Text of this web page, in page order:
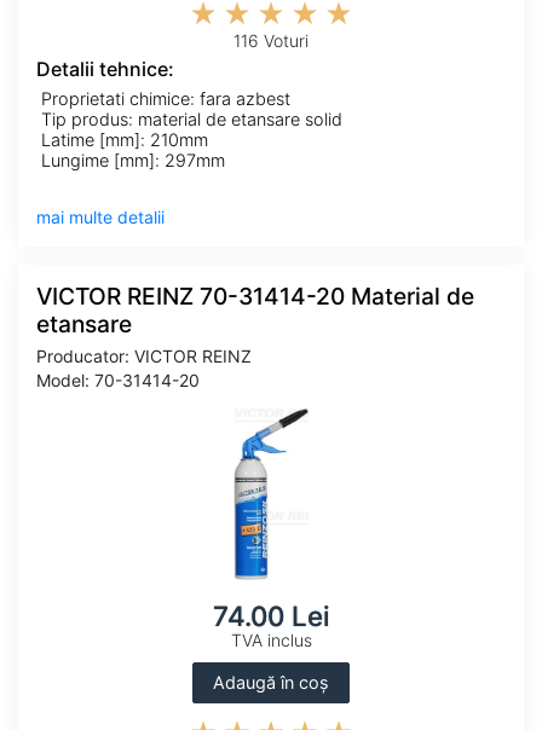
116 Voturi
Detalii tehnice:
Proprietati chimice: fara azbest
Tip produs: material de etansare solid
Latime [mm]: 210mm
Lungime [mm]: 297mm
mai multe detalii
VICTOR REINZ 70-31414-20 Material de
etansare
Producator: VICTOR REINZ
Model: 70-31414-20
74.00 Lei
TVA inclus
Adaugă în coș